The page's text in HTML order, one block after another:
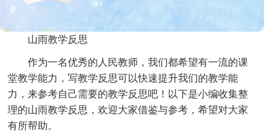
山雨教学反思
作为一名优秀的人民教师，我们都希望有一流的课
堂教学能力，写教学反思可以快速提升我们的教学能
力，来参考自己需要的教学反思吧！以下是小编收集整
理的山雨教学反思，欢迎大家借鉴与参考，希望对大家
有所帮助。